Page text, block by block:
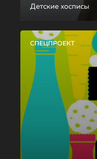
Детские хосписы
СПЕЦПРОЕКТ